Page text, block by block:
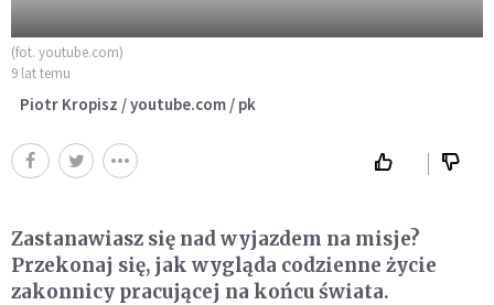
(fot. youtube.com)
9 lat temu
Piotr Kropisz / youtube.com / pk
Zastanawiasz się nad wyjazdem na misje?
Przekonaj się, jak wygląda codzienne życie
zakonnicy pracującej na końcu świata.